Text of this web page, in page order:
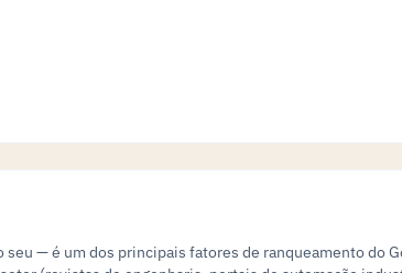
— é um dos principais fatores de ranqueamento do